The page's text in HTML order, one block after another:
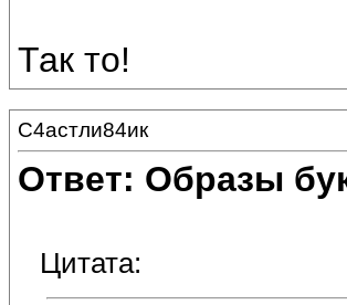
Так то!
С4астли84ик
Ответ: Образы
Цитата: